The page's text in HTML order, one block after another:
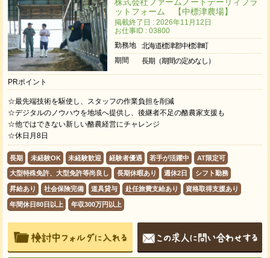
株式会社ファームノートデーリィプラ
ットフォーム 【中標津農場】
掲載終了日 : 2026年11月12日
お仕事ID : 03800
勤務地
北海道標津郡中標津町
期間
長期（期間の定めなし）
PRポイント
☆最先端技術を駆使し、スタッフの作業負担を削減
☆デジタルのノウハウを地域へ提供し、後継者不足の酪農家支援も
☆他ではできない新しい酪農経営にチャレンジ
☆休日月8日
長期 未経験OK 未経験歓迎 経験者優遇 若手が活躍中 AT限定可
大型特殊免許、大型免許等尚良し 長期休暇あり 週休2日 シフト勤務
昇給あり 社会保険完備 道具貸与 赴任旅費支給あり 資格取得支援あり
年間休日80日以上 年収300万円以上